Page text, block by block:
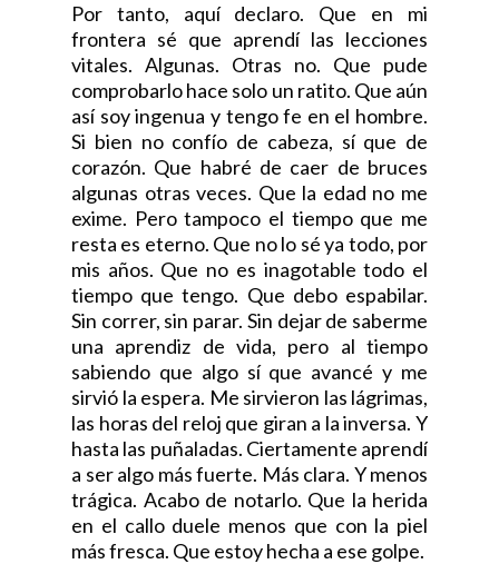
Por tanto, aquí declaro. Que en mi
frontera sé que aprendí las lecciones
vitales. Algunas. Otras no. Que pude
comprobarlo hace solo un ratito. Que aún
así soy ingenua y tengo fe en el hombre.
Si bien no confío de cabeza, sí que de
corazón. Que habré de caer de bruces
algunas otras veces. Que la edad no me
exime. Pero tampoco el tiempo que me
resta es eterno. Que no lo sé ya todo, por
mis años. Que no es inagotable todo el
tiempo que tengo. Que debo espabilar.
Sin correr, sin parar. Sin dejar de saberme
una aprendiz de vida, pero al tiempo
sabiendo que algo sí que avancé y me
sirvió la espera. Me sirvieron las lágrimas,
las horas del reloj que giran a la inversa. Y
hasta las puñaladas. Ciertamente aprendí
a ser algo más fuerte. Más clara. Y menos
trágica. Acabo de notarlo. Que la herida
en el callo duele menos que con la piel
más fresca. Que estoy hecha a ese golpe.